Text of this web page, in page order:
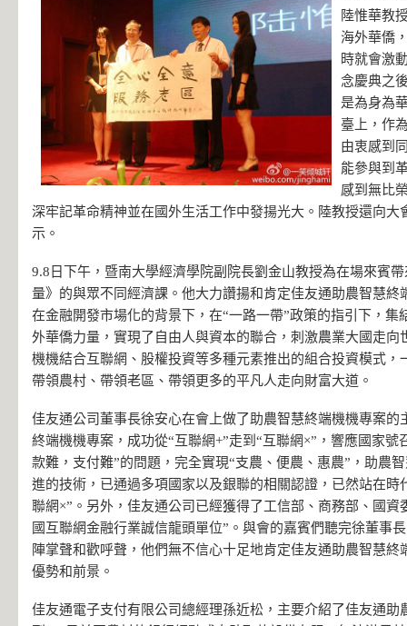
陸惟華教
海外華僑
時就會激
念慶典之
是為身為
臺上，作
由衷感到
能參與到
感到無比
深牢記革命精神並在國外生活工作中發揚光大。陸教授還向大
示。
9.8日下午，暨南大學經濟學院副院長劉金山教授為在場來賓
量》的與眾不同經濟課。他大力讚揚和肯定佳友通助農智慧終
在金融開發市場化的背景下，在“一路一帶”政策的指引下，集
外華僑力量，實現了自由人與資本的聯合，刺激農業大國走向
機機結合互聯網、股權投資等多種元素推出的組合投資模式，
帶領農村、帶領老區、帶領更多的平凡人走向財富大道。
佳友通公司董事長徐安心在會上做了助農智慧終端機機專案的
終端機機專案，成功從“互聯網+”走到“互聯網×”，響應國家號
款難，支付難”的問題，完全實現“支農、便農、惠農”，助農
進的技術，已通過多項國家以及銀聯的相關認證，已然站在時
聯網×”。另外，佳友通公司已經獲得了工信部、商務部、國資
國互聯網金融行業誠信龍頭單位”。與會的嘉賓們聽完徐董事
陣掌聲和歡呼聲，他們無不信心十足地肯定佳友通助農智慧終
優勢和前景。
佳友通電子支付有限公司總經理孫近松，主要介紹了佳友通助